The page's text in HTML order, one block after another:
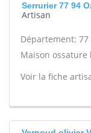
Serrurier 77 94
Artisan
Département: 77
Maison ossature
Voir la fiche